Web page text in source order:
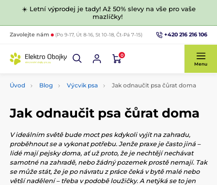
☀️ Letní výprodej je tady! Až 50% slevy na vše pro vaše
mazlíčky!
Zavolejte nám (Po 9-17, Út 8-16, St 10-18, Čt-Pá 7-15) +420 216 216 106
0
Menu
Úvod Blog Výcvik psa Jak odnaučit psa čůrat doma
Jak odnaučit psa čůrat doma
V ideálním světě bude moct pes kdykoli vyjít na zahradu,
proběhnout se a vykonat potřebu. Jenže praxe je často jiná –
lidé mají pejsky doma, ať už proto, že je nechtějí nechávat
samotné na zahradě, nebo žádný pozemek prostě nemají. Tak
se může stát, že je po návratu z práce čeká v bytě malé nebo
větší nadělení – třeba v podobě loužičky. A netýká se to jen